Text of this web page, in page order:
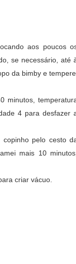
aos poucos
se necessário, até
da bimby e
minutos,
4 para desfazer
pelo cesto
mais 10 minutos,
criar vácuo.